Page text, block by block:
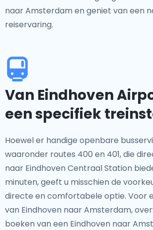
naar Amsterdam en geniet van een
reiservaring.
Van Eindhoven
een specifiek
Hoewel er handige openbare
waaronder routes 400 en 401, die
naar Eindhoven Centraal Station
minuten, geeft u misschien de
directe en comfortabele optie. Voor
van Eindhoven naar Amsterdam,
boeken van een Eindhoven naar